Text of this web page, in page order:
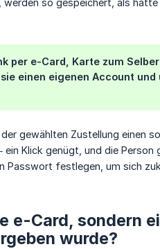
werden so gespeichert, als hätte
per e-Card, Karte zum
einen eigenen Account und
gewählten Zustellung einen
Klick genügt, und die Person
Passwort festlegen, um sich
e-Card, sondern
wurde?